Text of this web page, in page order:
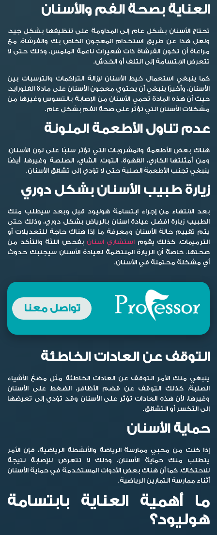
العناية بصحة الفم والأسنان
تحتاج الأسنان بشكل عام إلى المداومة على تنظيفها بشكل جيد،
ولعل هذا عن طريق استخدام المعجون الخاص بك والفرشاة، مع
مراعاة أن تكون الفرشاة ذات شعيرات ناعمة الملمس، وذلك حتى لا
تتعرض الابتسامة إلى التلف أو الخدش.
كما ينبغي استعمال خيط الأسنان لإزالة التراكمات والترسبات بين
الأسنان، وأخيرًا ينبغي أن يحتوي معجون الأسنان على مادة الفلورايد،
حيث أن هذه المادة تحمي الأسنان من الإصابة بالتسوس وغيرها من
مشكلات الأسنان التي تؤثر على صحة الفم بشكل عام.
عدم تناول الأطعمة الملونة
هناك بعض الأطعمة والمشروبات التي تؤثر سلبًا على لون الأسنان،
ومن أمثلتها الكاري، القهوة، التوت، الشاي، الصلصة وغيرها، أيضًا
ينبغي تجنب الأطعمة الصلبة حتى لا تؤدي إلى تشقق الأسنان.
زيارة طبيب الأسنان بشكل دوري
بعد الانتهاء من إجراءابتسامة هوليود قبل وبعد سيطلب منك
الطبيب زيارة افضل عيادة اسنان بالرياض بشكل دوري، وذلك حتى
يتم تقييم حالة الأسنان ومعرفة ما إذا هناك حاجة للتعديلات أو
الترميمات، كذلك يقوم استشاري اسنان بفحص اللثة والتأكد من
صحتها، خاصةً أن الزيارة المنتظمة لعيادة الأسنان سيجنبك حدوث
أي مشكلة محتملة في الأسنان.
تواصل معنا
التوقف عن العادات الخاطئة
ينبغي منك الأمر التوقف عن العادات الخاطئة مثل مضغ الأشياء
الصلبة، كذلك التوقف عن قضم الأظافر، الضغط على الأسنان
وغيرها، لأن هذه العادات تؤثر على الأسنان وقد تؤدي إلى تعرضها
إلى التكسر أو التشقق.
حماية الأسنان
إذا كنت من محبي ممارسة الرياضة والأنشطة الرياضية، فإن الأمر
يتطلب منك حماية الأسنان، وذلك لا تتعرض للإصابة نتيجة
للاحتكاك، كما أن هناك بعض الأدوات المستخدمة في حماية الأسنان
أثناء ممارسة التمارين الرياضية.
ما أهمية العناية بابتسامة
هوليود؟